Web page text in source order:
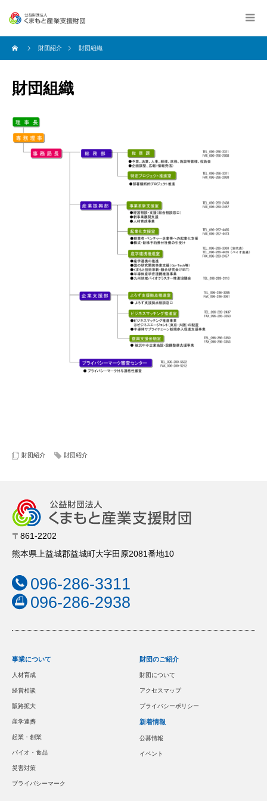
財団紹介 財団組織
財団組織
財団紹介 財団紹介
〒861-2202
熊本県上益城郡益城町大字田原2081番地10
096-286-3311
096-286-2938
事業について
人材育成
経営相談
販路拡大
産学連携
起業・創業
バイオ・食品
災害対策
プライバシーマーク
財団のご紹介
財団について
アクセスマップ
プライバシーポリシー
新着情報
公募情報
イベント